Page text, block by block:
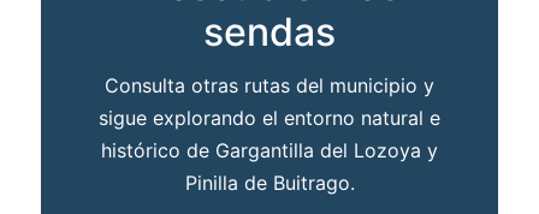
sendas
Consulta otras rutas del municipio y
sigue explorando el entorno natural e
histórico de Gargantilla del Lozoya y
Pinilla de Buitrago.